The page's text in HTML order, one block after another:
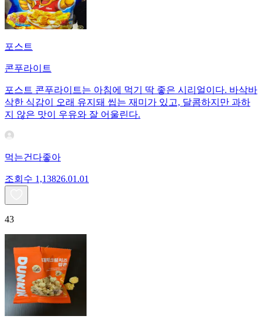
포스트
콘푸라이트
포스트 콘푸라이트는 아침에 먹기 딱 좋은 시리얼이다. 바삭바
삭한 식감이 오래 유지돼 씹는 재미가 있고, 달콤하지만 과하
지 않은 맛이 우유와 잘 어울린다.
먹는건다좋아
조회수 1,13826.01.01
43